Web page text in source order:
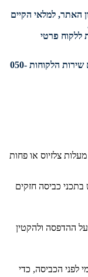
האתר, למלאי הקיים
ללקוח פרטי
במידה והרכישה היא כמותית יש ליצור קשר עם שירות הלקוחות 050-
כביסה חזקים
ההדפסה ולהקטין
לפני הכביסה, כדי